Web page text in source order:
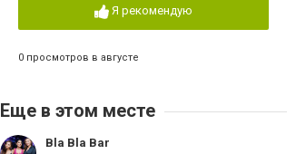
Я рекомендую
0 просмотров в августе
Еще в этом месте
Bla Bla Bar